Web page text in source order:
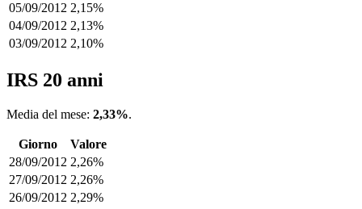
05/09/2012 2,15%
04/09/2012 2,13%
03/09/2012 2,10%
IRS 20 anni
Media del mese: 2,33%.
Giorno
Valore
28/09/2012 2,26%
27/09/2012 2,26%
26/09/2012 2,29%